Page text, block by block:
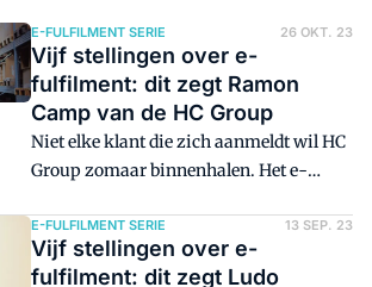
E-FULFILMENT SERIE 26 OKT. 23
Vijf stellingen over e-
fulfilment: dit zegt Ramon
Camp van de HC Group
Niet elke klant die zich aanmeldt wil HC
Group zomaar binnenhalen. Het e-
beheersbare groei. Toch bleek, dat na
elke eindejaarspiek de piek nauwelijks
E-FULFILMENT SERIE 13 SEP. 23
Vijf stellingen over e-
fulfilment: dit zegt Ludo